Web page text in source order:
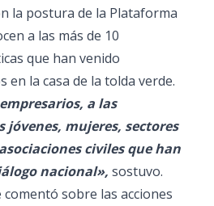
la postura de la Plataforma
a las más de 10
que han venido
en la casa de la tolda verde.
a las
jóvenes, mujeres, sectores
civiles que han
nacional», sostuvo.
sobre las acciones